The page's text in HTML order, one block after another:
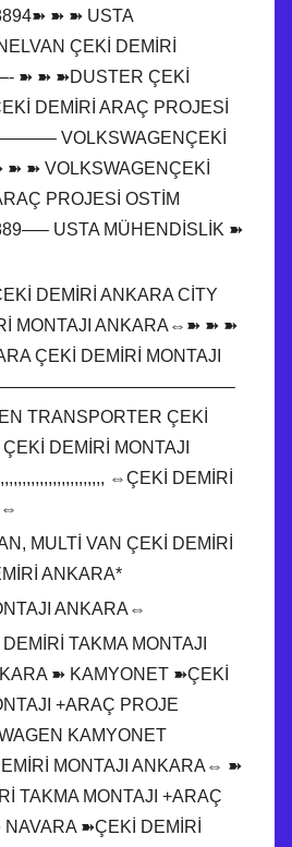
➽ ➽ USTA
ÇEKİ DEMİRİ
➽ ➽DUSTER ÇEKİ
DEMİRİ ARAÇ PROJESİ
VOLKSWAGENÇEKİ
➽ ➽ VOLKSWAGENÇEKİ
PROJESİ OSTİM
USTA MÜHENDİSLİK ➽
DEMİRİ ANKARA CİTY
MONTAJI ANKARA⇔➽ ➽ ➽
ÇEKİ DEMİRİ MONTAJI
——————————————–
TRANSPORTER ÇEKİ
DEMİRİ MONTAJI
⇔ÇEKİ DEMİRİ
MULTİ VAN ÇEKİ DEMİRİ
ANKARA*
ANKARA⇔
TAKMA MONTAJI
➽ KAMYONET ➽ÇEKİ
+ARAÇ PROJE
KAMYONET
MONTAJI ANKARA⇔ ➽
TAKMA MONTAJI +ARAÇ
➽ÇEKİ DEMİRİ